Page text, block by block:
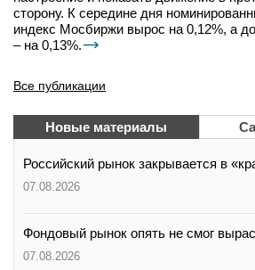
сторону. К середине дня
индекс Мосбиржи вырос на 0,12%, а
– на 0,13%.
Все публикации
Новые материалы
Российский рынок закрывается в
07.08.2026
Фондовый рынок опять не смог
07.08.2026